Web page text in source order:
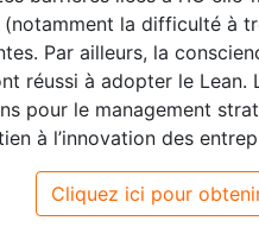
la difficulté à
Par ailleurs, la
réussi à adopter le
pour le management
à l’innovation des
Cliquez ici pour